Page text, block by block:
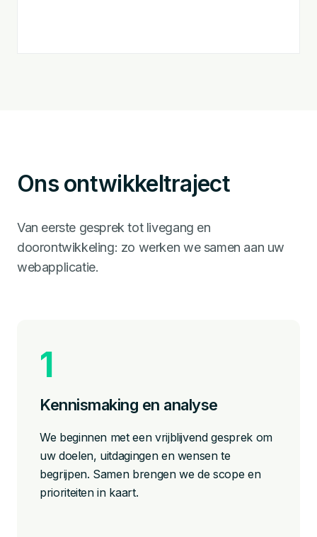
Ons ontwikkeltraject
Van eerste gesprek tot livegang en
doorontwikkeling: zo werken we samen aan uw
webapplicatie.
Kennismaking en analyse
We beginnen met een vrijblijvend gesprek om
uw doelen, uitdagingen en wensen te
begrijpen. Samen brengen we de scope en
prioriteiten in kaart.